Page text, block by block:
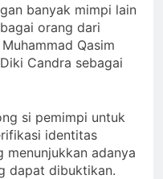
banyak mimpi lain
orang dari
Qasim
Candra sebagai
si pemimpi untuk
identitas
menunjukkan adanya
dapat dibuktikan.